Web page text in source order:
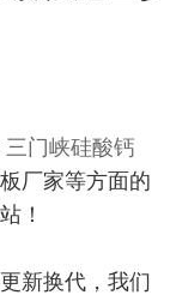
三门峡硅酸钙
厂家等方面的
！
新换代，我们